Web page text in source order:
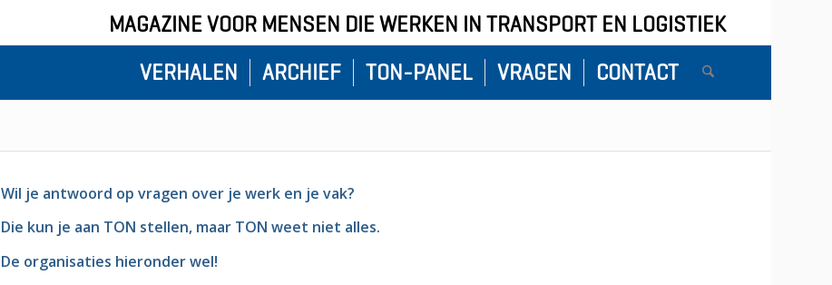
MAGAZINE VOOR MENSEN DIE WERKEN IN TRANSPORT EN LOGISTIEK
VERHALEN
ARCHIEF TON-PANEL VRAGEN CONTACT
Wil je antwoord op vragen over je werk en je vak?
Die kun je aan TON stellen, maar TON weet niet alles.
De organisaties hieronder wel!